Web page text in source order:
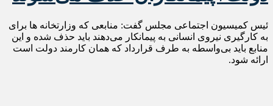
ئیس کمیسیون اجتماعی مجلس گفت: منابعی که وزارتخانه ها برای
به کارگیری نیروی انسانی به پیمانکار می‌دهند باید حذف شده و این
منابع باید بی‌واسطه به طرف قرارداد که همان کارمند دولت است
ارائه شود.